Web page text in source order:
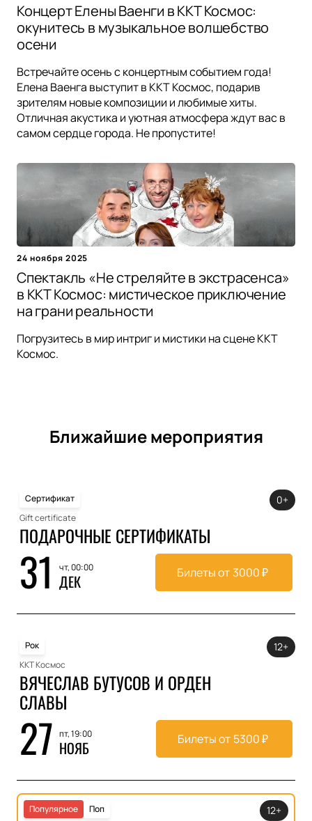
Концерт Елены Ваенги в ККТ Космос:
окунитесь в музыкальное волшебство
осени
Встречайте осень с концертным событием года!
Елена Ваенга выступит в ККТ Космос, подарив
зрителям новые композиции и любимые хиты.
Отличная акустика и уютная атмосфера ждут вас в
самом сердце города. Не пропустите!
24 ноября 2025
Спектакль «Не стреляйте в экстрасенса»
в ККТ Космос: мистическое приключение
на грани реальности
Погрузитесь в мир интриг и мистики на сцене ККТ
Космос.
Ближайшие мероприятия
Сертификат
Gift certificate
ПОДАРОЧНЫЕ СЕРТИФИКАТЫ
31 чт, 00:00
ДЕК
0+
Билеты от 3000₽
Рок
ККТ Космос
ВЯЧЕСЛАВ БУТУСОВ И ОРДЕН
СЛАВЫ
27 пт, 19:00
НОЯБ
12+
Билеты от 5300₽
Поп
Популярное
12+